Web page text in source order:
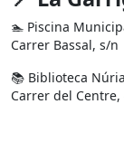
🏊 Piscina
Carrer Bassal, s/n
📚 Biblioteca
Carrer del Centre,